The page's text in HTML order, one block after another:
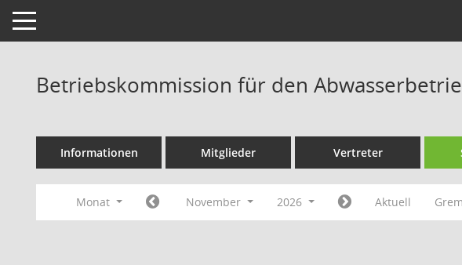
Toggle navigation
Betriebskommission für den
Informationen Mitglieder Vertreter
Monat November 2026 Aktuell